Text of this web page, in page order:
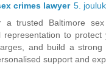
crimes lawyer 5.
a trusted Baltimore
representation to protect
and build a strong
support and